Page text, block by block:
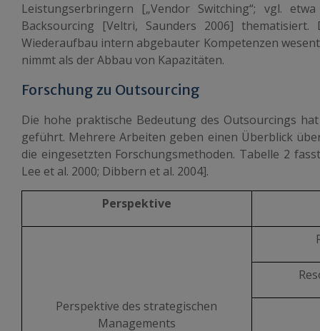
Leistungserbringern [„Vendor Switching“; vgl.
Backsourcing [Veltri, Saunders 2006]
Wiederaufbau intern abgebauter Kompetenzen
nimmt als der Abbau von Kapazitäten.
Forschung zu Outsourcing
Die hohe praktische Bedeutung des Outsourcings
geführt. Mehrere Arbeiten geben einen Überblick
die eingesetzten Forschungsmethoden. Tabelle 2
Lee et al. 2000; Dibbern et al. 2004].
Perspektive
Perspektive des strategischen
Managements